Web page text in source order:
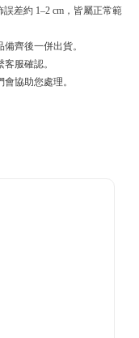
差約 1–2 cm，皆屬正常範
齊後一併出貨。
服確認。
協助您處理。